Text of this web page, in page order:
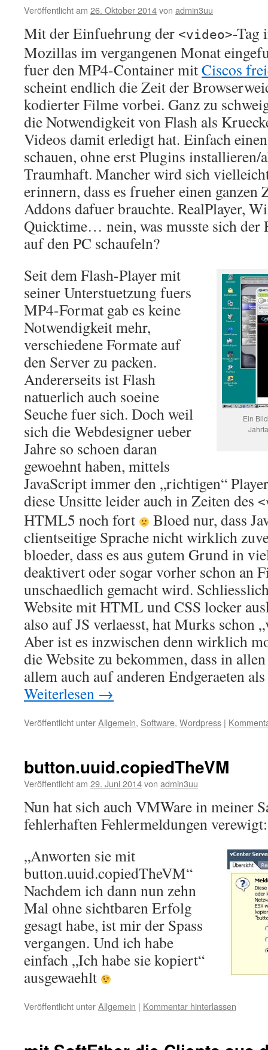
Veröffentlicht am 26. Oktober 2014von admin3uu
Mit der Einfuehrung der <video>-Tag
Mozillas im vergangenen Monat
fuer den MP4-Container mitCiscos
scheint endlich die Zeit der
kodierter Filme vorbei. Ganz zu
die Notwendigkeit von Flash als
Videos damit erledigt hat. Einfach
schauen, ohne erst Plugins installieren/
Traumhaft. Mancher wird sich
erinnern, dass es frueher einen ganzen
Addons dafuer brauchte. RealPlayer,
Quicktime… nein, was musste sich der
auf den PC schaufeln?
Ein
Seit dem Flash-Player mit
seiner Unterstuetzung fuers
MP4-Format gab es keine
Notwendigkeit mehr,
verschiedene Formate auf
den Server zu packen.
Andererseits ist Flash
natuerlich auch soeine
Seuche fuer sich. Doch weil
sich die Webdesigner ueber
Jahre so schoen daran
gewoehnt haben, mittels
JavaScript immer den „richtigen“
diese Unsitte leider auch in Zeiten des
HTML5 noch fort
Bloed nur, dass
clientseitige Sprache nicht wirklich
bloeder, dass es aus gutem Grund in
deaktivert oder sogar vorher schon an
unschaedlich gemacht wird.
Website mit HTML und CSS locker
also auf JS verlaesst, hat Murks schon
Aber ist es inzwischen denn wirklich
die Website zu bekommen, dass in
allem auch auf anderen Endgeraeten
Weiterlesen →
Veröffentlicht unterAllgemein, Software, Wordpress |
button.uuid.copiedTheVM
Veröffentlicht am 29. Juni 2014von admin3uu
Nun hat sich auch VMWare in meiner
fehlerhaften Fehlermeldungen verewigt:
„Anworten sie mit
button.uuid.copiedTheVM“
Nachdem ich dann nun zehn
Mal ohne sichtbaren Erfolg
gesagt habe, ist mir der Spass
vergangen. Und ich habe
einfach „Ich habe sie kopiert“
ausgewaehlt
Veröffentlicht unterAllgemein | Kommentar hinterlassen